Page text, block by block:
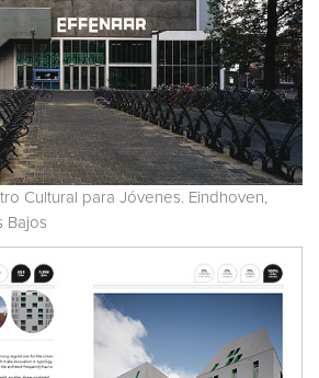
Cultural para Jóvenes. Eindhoven,
Bajos